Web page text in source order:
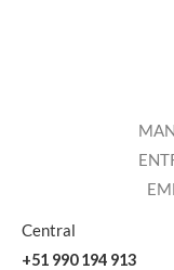
Central
+51 990 194 913